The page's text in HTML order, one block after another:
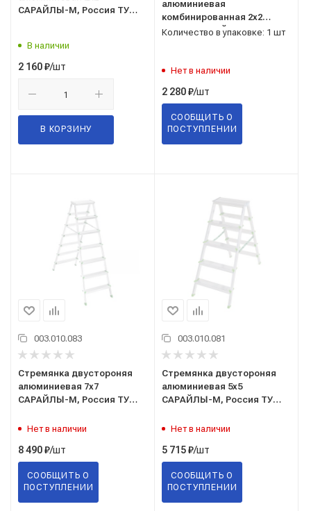
САРАЙЛЫ-М, Россия ТУ
В наличии
2 160₽/шт
В КОРЗИНУ
алюминиевая
комбинированная 2х2
КОЛОР САРАЙЛЫ-М,
Количество в упаковке: 1 шт
Нет в наличии
2 280₽/шт
СООБЩИТЬ О
ПОСТУПЛЕНИИ
003.010.083
Стремянка двустороняя
алюминиевая 7х7
САРАЙЛЫ-М, Россия ТУ
Нет в наличии
8 490₽/шт
СООБЩИТЬ О
ПОСТУПЛЕНИИ
003.010.081
Стремянка двустороняя
алюминиевая 5х5
САРАЙЛЫ-М, Россия ТУ
Нет в наличии
5 715₽/шт
СООБЩИТЬ О
ПОСТУПЛЕНИИ